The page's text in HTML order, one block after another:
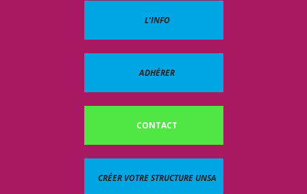
L'INFO
ADHÉRER
CONTACT
CRÉER VOTRE STRUCTURE UNSA